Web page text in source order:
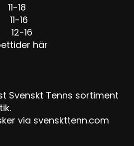
18
16
16
här
Svenskt Tenns sortiment
via svenskttenn.com